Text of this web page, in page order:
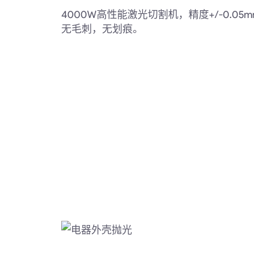
4000W高性能激光切割机，精度+/-
无毛刺，无划痕。